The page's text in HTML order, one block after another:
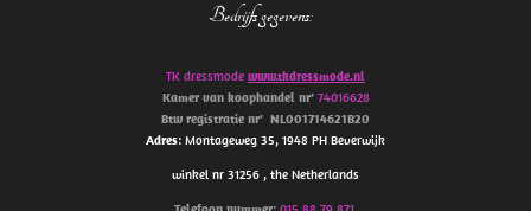
Bedrijfs gegevens:
TK dressmode www.tkdressmode.nl
Kamer van koophandel nr’ 74016628
Btw registratie nr’ NL001714621B20
Adres: Montageweg 35, 1948 PH Beverwijk
winkel nr 31256 , the Netherlands